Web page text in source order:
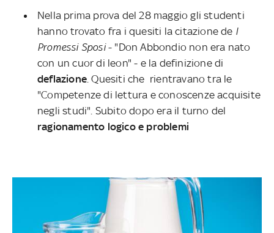
Nella prima prova del 28 maggio gli studenti
hanno trovato fra i quesiti la citazione de I
Promessi Sposi- "Don Abbondio non era nato
con un cuor di leon" - e la definizione di
deflazione . Quesiti che rientravano tra le
"Competenze di lettura e conoscenze acquisite
negli studi". Subito dopo era il turno del
ragionamento logico e problemi